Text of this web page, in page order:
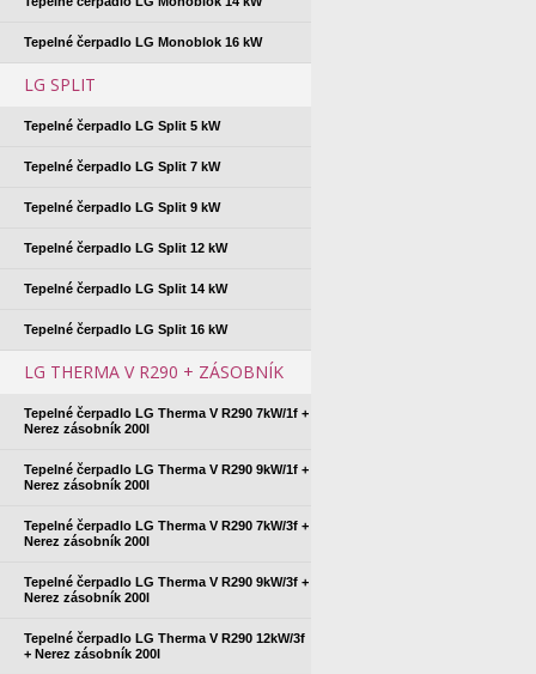
Tepelné čerpadlo LG Monoblok 16 kW
LG SPLIT
Tepelné čerpadlo LG Split 5 kW
Tepelné čerpadlo LG Split 7 kW
Tepelné čerpadlo LG Split 9 kW
Tepelné čerpadlo LG Split 12 kW
Tepelné čerpadlo LG Split 14 kW
Tepelné čerpadlo LG Split 16 kW
LG THERMA V R290 + ZÁSOBNÍK
Tepelné čerpadlo LG Therma V R290 7kW/1f +
Nerez zásobník 200l
Tepelné čerpadlo LG Therma V R290 9kW/1f +
Nerez zásobník 200l
Tepelné čerpadlo LG Therma V R290 7kW/3f +
Nerez zásobník 200l
Tepelné čerpadlo LG Therma V R290 9kW/3f +
Nerez zásobník 200l
Tepelné čerpadlo LG Therma V R290 12kW/3f
+ Nerez zásobník 200l